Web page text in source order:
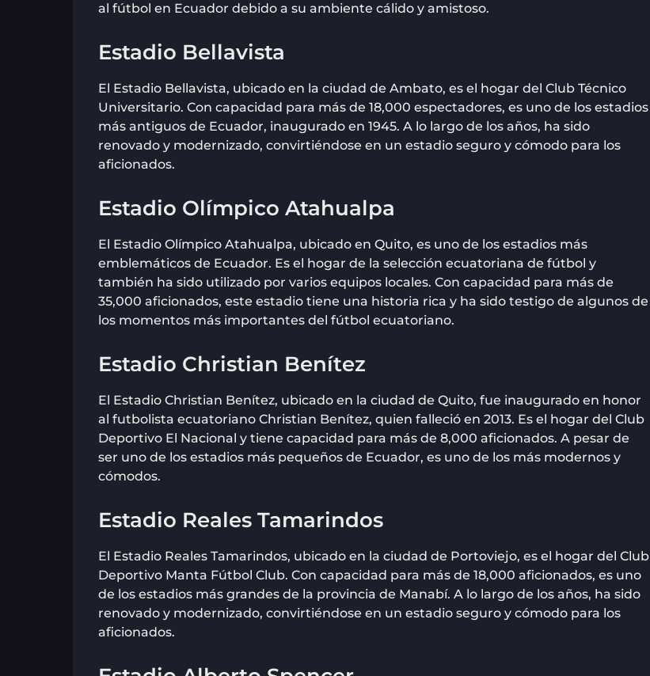
al fútbol en Ecuador debido a su ambiente cálido y amistoso.
Estadio Bellavista
El Estadio Bellavista, ubicado en la ciudad de Ambato, es el hogar del Club Técnico
Universitario. Con capacidad para más de 18,000 espectadores, es uno de los estadios
más antiguos de Ecuador, inaugurado en 1945. A lo largo de los años, ha sido
renovado y modernizado, convirtiéndose en un estadio seguro y cómodo para los
aficionados.
Estadio Olímpico Atahualpa
El Estadio Olímpico Atahualpa, ubicado en Quito, es uno de los estadios más
emblemáticos de Ecuador. Es el hogar de la selección ecuatoriana de fútbol y
también ha sido utilizado por varios equipos locales. Con capacidad para más de
35,000 aficionados, este estadio tiene una historia rica y ha sido testigo de algunos de
los momentos más importantes del fútbol ecuatoriano.
Estadio Christian Benítez
El Estadio Christian Benítez, ubicado en la ciudad de Quito, fue inaugurado en honor
al futbolista ecuatoriano Christian Benítez, quien falleció en 2013. Es el hogar del Club
Deportivo El Nacional y tiene capacidad para más de 8,000 aficionados. A pesar de
ser uno de los estadios más pequeños de Ecuador, es uno de los más modernos y
cómodos.
Estadio Reales Tamarindos
El Estadio Reales Tamarindos, ubicado en la ciudad de Portoviejo, es el hogar del Club
Deportivo Manta Fútbol Club. Con capacidad para más de 18,000 aficionados, es uno
de los estadios más grandes de la provincia de Manabí. A lo largo de los años, ha sido
renovado y modernizado, convirtiéndose en un estadio seguro y cómodo para los
aficionados.